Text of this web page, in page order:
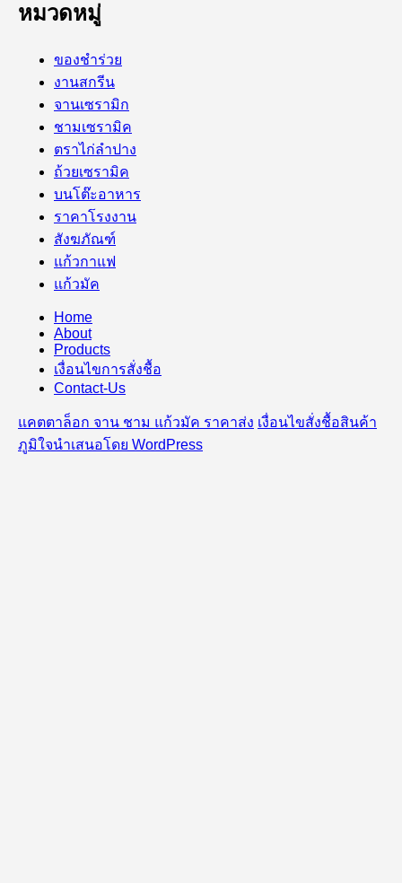
หมวดหมู่
ของชำร่วย
งานสกรีน
จานเซรามิก
ชามเซรามิค
ตราไก่ลำปาง
ถ้วยเซรามิค
บนโต๊ะอาหาร
ราคาโรงงาน
สังฆภัณฑ์
แก้วกาแฟ
แก้วมัค
Home
About
Products
เงื่อนไขการสั่งชื้อ
Contact-Us
แคตตาล็อก จาน ชาม แก้วมัค ราคาส่ง เงื่อนไขสั่งชื้อสินค้า
ภูมิใจนำเสนอโดย WordPress